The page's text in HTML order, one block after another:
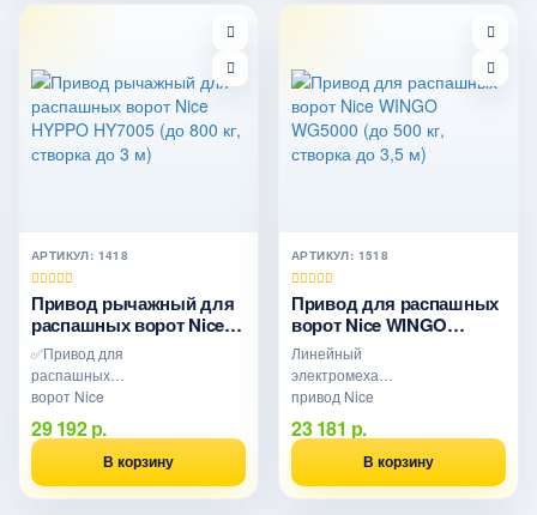
IP44, концевые
выключатели.
Без блока
управления.
АРТИКУЛ: 1418
Привод рычажный для
распашных ворот Nice
HYPPO HY7005 (до 800
кг, створка до 3 м)
✅Привод для
распашных
ворот Nice
HY7005 без
пультов, лампы
фотоэлементов,
для створки
29 192 р.
В корзину
АРТИКУЛ: 1518
Привод для распашных
ворот Nice WINGO
WG5000 (до 500 кг,
створка до 3,5 м)
Линейный
электромеханический
привод Nice
WINGO
WG5000 для
распашных
ворот до 500 кг,
створка до 3,5
23 181 р.
В корзину